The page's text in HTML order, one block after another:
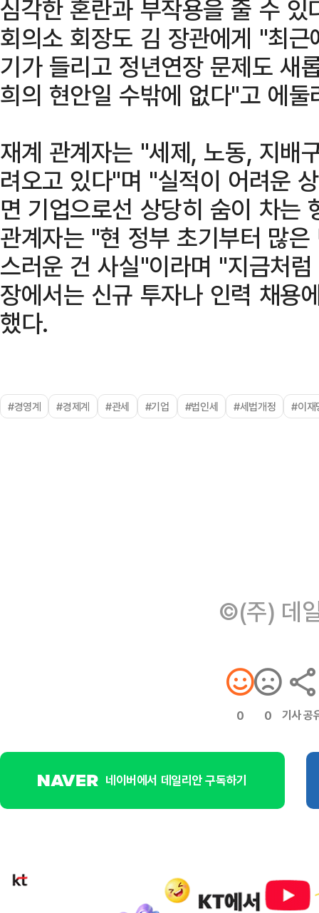
심각한 혼란과 부작용을 줄 수
회의소 회장도 김 장관에게 "최
기가 들리고 정년연장 문제도 새
희의 현안일 수밖에 없다"고 에
재계 관계자는 "세제, 노동, 지배
려오고 있다"며 "실적이 어려운
면 기업으로선 상당히 숨이 차는
관계자는 "현 정부 초기부터 많
스러운 건 사실"이라며 "지금처
장에서는 신규 투자나 인력 채용
했다.
#경영계 #경제계 #관세 #기업 #법인세 #세법개정 #이재
©(주) 데
0 0 기사 공
네이버에서 데일리안 구독하기